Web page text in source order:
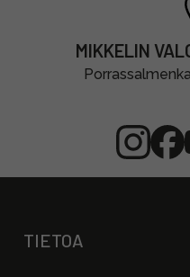
MIKKELIN
TIETOA